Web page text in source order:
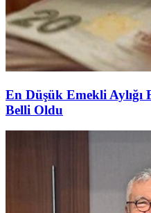
En Düşük Emekli
Belli Oldu